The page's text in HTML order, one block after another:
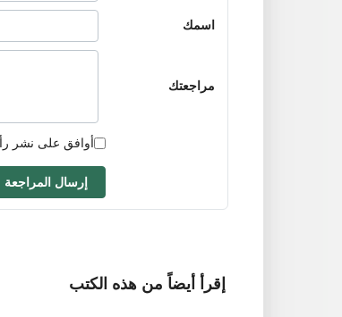
اسمك
مراجعتك
أوافق على نشر
إرسال المراجعة
إقرأ أيضاً من هذه الكتب